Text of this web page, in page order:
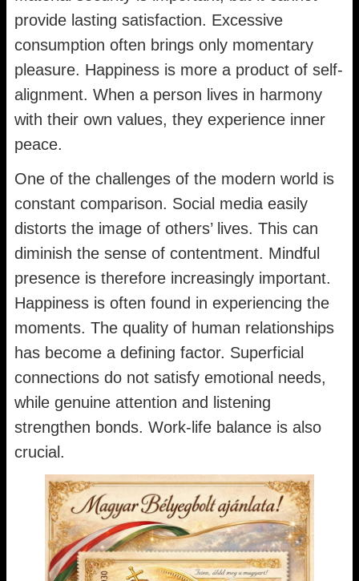
provide lasting satisfaction. Excessive
consumption often brings only momentary
pleasure. Happiness is more a product of self-
alignment. When a person lives in harmony
with their own values, they experience inner
peace.
One of the challenges of the modern world is
constant comparison. Social media easily
distorts the image of others’ lives. This can
diminish the sense of contentment. Mindful
presence is therefore increasingly important.
Happiness is often found in experiencing the
moments. The quality of human relationships
has become a defining factor. Superficial
connections do not satisfy emotional needs,
while genuine attention and listening
strengthen bonds. Work-life balance is also
crucial.